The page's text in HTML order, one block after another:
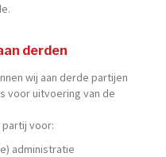
derden
wij aan derde partijen
voor uitvoering van de
partij voor:
administratie